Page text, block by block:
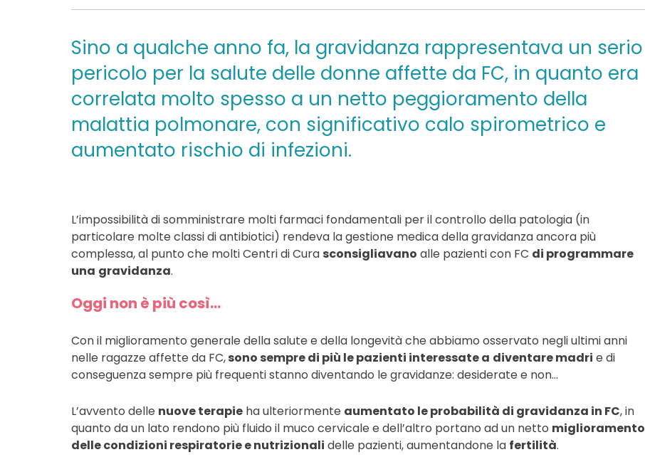
Sino a qualche anno fa, la gravidanza rappresentava un serio
pericolo per la salute delle donne affette da FC, in quanto era
correlata molto spesso a un netto peggioramento della
malattia polmonare, con significativo calo spirometrico e
aumentato rischio di infezioni.
L’impossibilità di somministrare molti farmaci fondamentali per il controllo della patologia (in
particolare molte classi di antibiotici) rendeva la gestione medica della gravidanza ancora più
complessa, al punto che molti Centri di Cura sconsigliavano alle pazienti con FC di programmare
una gravidanza.
Oggi non è più così…
Con il miglioramento generale della salute e della longevità che abbiamo osservato negli ultimi anni
nelle ragazze affette da FC,sono sempre di più le pazienti interessate a diventare madri e di
conseguenza sempre più frequenti stanno diventando le gravidanze: desiderate e non…
L’avvento delle nuove terapie ha ulteriormente aumentato le probabilità di gravidanza in FC, in
quanto da un lato rendono più fluido il muco cervicale e dell’altro portano ad un netto miglioramento
delle condizioni respiratorie e nutrizionali delle pazienti, aumentandone la fertilità.